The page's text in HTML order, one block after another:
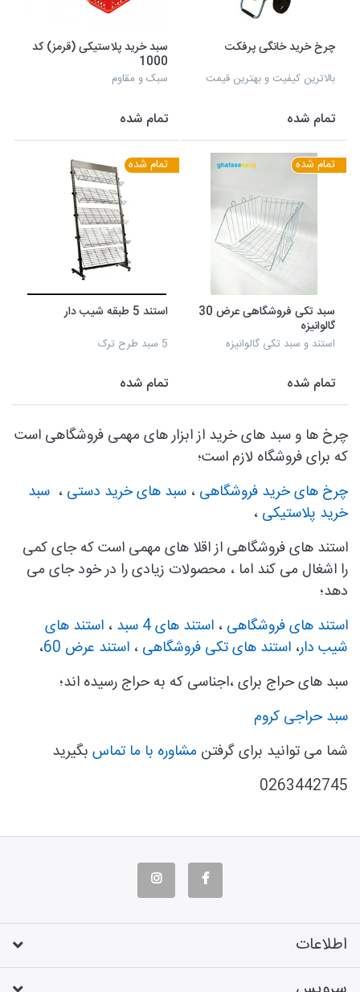
چرخ خرید خانگی پرفکت
بالاترین کیفیت و بهترین قیمت
تمام شده
سبد خرید پلاستیکی (قرمز) کد
1000
سبک و مقاوم
تمام شده
تمام شده
سبد تکی فروشگاهی عرض 30
گالوانیزه
استند و سبد تکی گالوانیزه
تمام شده
تمام شده
استند 5 طبقه شیب دار
5 سبد طرح ترک
تمام شده
چرخ ها و سبد های خرید از ابزار های مهمی فروشگاهی است
که برای فروشگاه لازم است؛
چرخ های خرید فروشگاهی ، سبد های خرید دستی ، سبد
خرید پلاستیکی ،
استند های فروشگاهی از اقلا های مهمی است که جای کمی
را اشغال می کند اما ، محصولات زیادی را در خود جای می
دهد؛
استند های فروشگاهی ، استند های 4 سبد ، استند های
شیب دار، استند های تکی فروشگاهی ، استند عرض 60
،
سبد های حراج برای ،اجناسی که به حراج رسیده اند؛
سبد حراجی کروم
شما می توانید برای گرفتن مشاوره با ما تماس بگیرید
0263442745
اطلاعات